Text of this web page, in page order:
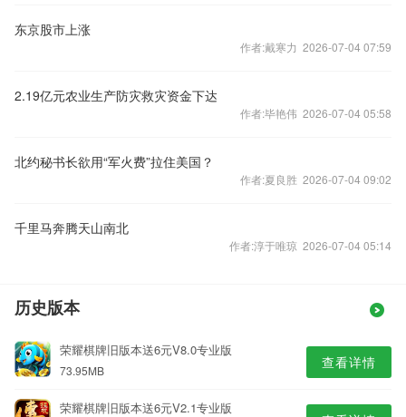
东京股市上涨
作者:戴寒力 2026-07-04 07:59
2.19亿元农业生产防灾救灾资金下达
作者:毕艳伟 2026-07-04 05:58
北约秘书长欲用“军火费”拉住美国？
作者:夏良胜 2026-07-04 09:02
千里马奔腾天山南北
作者:淳于唯琼 2026-07-04 05:14
历史版本
荣耀棋牌旧版本送6元V8.0专业版
73.95MB 查看详情
荣耀棋牌旧版本送6元V2.1专业版